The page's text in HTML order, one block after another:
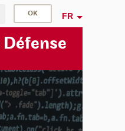
FR
Défense